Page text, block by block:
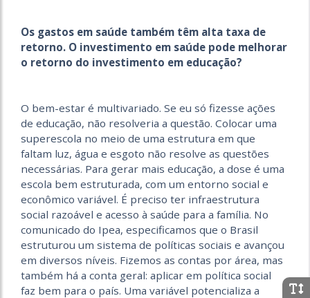
Os gastos em saúde também têm alta taxa de
retorno. O investimento em saúde pode melhorar
o retorno do investimento em educação?
O bem-estar é multivariado. Se eu só fizesse ações
de educação, não resolveria a questão. Colocar uma
superescola no meio de uma estrutura em que
faltam luz, água e esgoto não resolve as questões
necessárias. Para gerar mais educação, a dose é uma
escola bem estruturada, com um entorno social e
econômico variável. É preciso ter infraestrutura
social razoável e acesso à saúde para a família. No
comunicado do Ipea, especificamos que o Brasil
estruturou um sistema de políticas sociais e avançou
em diversos níveis. Fizemos as contas por área, mas
também há a conta geral: aplicar em política social
faz bem para o país. Uma variável potencializa a